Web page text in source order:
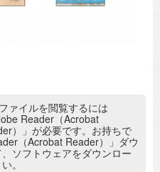
ァイルを閲覧するには
Reader（Acrobat
）」が必要です。お持ちで
（Acrobat Reader）」ダウ
ソフトウェアをダウンロー
。